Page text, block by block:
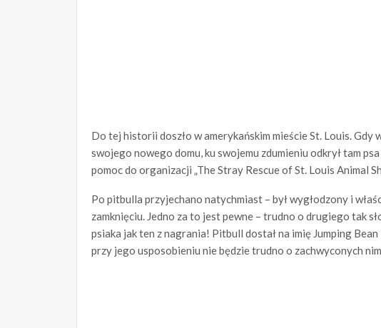
Do tej historii doszło w amerykańskim mieście St. Louis. Gdy
swojego nowego domu, ku swojemu zdumieniu odkrył tam
pomoc do organizacji „The Stray Rescue of St. Louis Animal
Po pitbulla przyjechano natychmiast – był wygłodzony i
zamknięciu. Jedno za to jest pewne – trudno o drugiego tak
psiaka jak ten z nagrania! Pitbull dostał na imię Jumping
przy jego usposobieniu nie będzie trudno o zachwyconych nim